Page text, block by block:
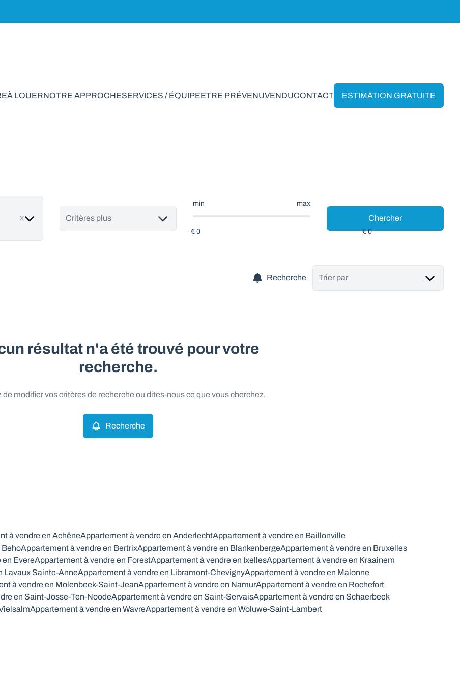
À LOUERNOTRE APPROCHESERVICES / ÉQUIPEETRE PRÉVENUVENDUCONTACT ESTIMATION GRATUITE
Critères plus
min max
Chercher
Recherche Trier par
résultat n'a été trouvé pour votre
recherche.
de modifier vos critères de recherche ou dites-nous ce que vous cherchez.
Recherche
à vendre en AchêneAppartement à vendre en AnderlechtAppartement à vendre en Baillonville
Appartement à vendre en BertrixAppartement à vendre en BlankenbergeAppartement à vendre en Bruxelles
EvereAppartement à vendre en ForestAppartement à vendre en IxellesAppartement à vendre en Kraainem
Lavaux Sainte-AnneAppartement à vendre en Libramont-ChevignyAppartement à vendre en Malonne
à vendre en Molenbeek-Saint-JeanAppartement à vendre en NamurAppartement à vendre en Rochefort
en Saint-Josse-Ten-NoodeAppartement à vendre en Saint-ServaisAppartement à vendre en Schaerbeek
Appartement à vendre en WavreAppartement à vendre en Woluwe-Saint-Lambert